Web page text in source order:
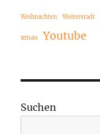
Weihnachten Weiterstadt
xmas Youtube
Suchen